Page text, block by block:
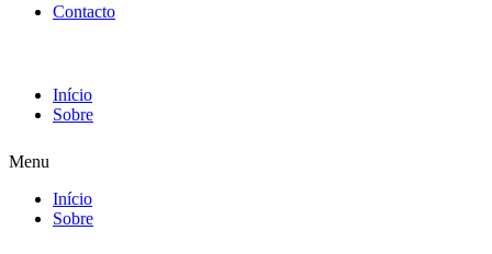
Contacto
Início
Sobre
Menu
Início
Sobre